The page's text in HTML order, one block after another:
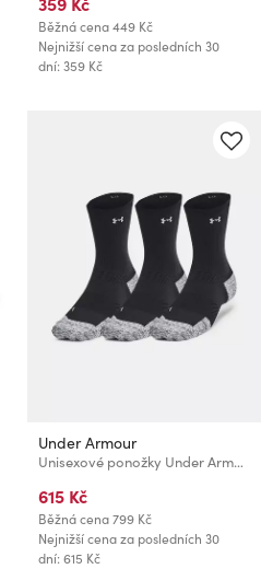
Běžná cena449 Kč
Nejnižší cena za posledních 30
dní: 359 Kč
Under Armour
Unisexové ponožky Under Armour UA AD Run Cushion Crew (3 páry)
615 Kč
Běžná cena799 Kč
Nejnižší cena za posledních 30
dní: 615 Kč